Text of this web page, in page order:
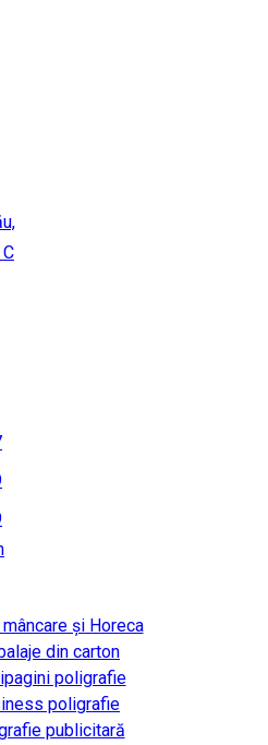
mâncare și Horeca
din carton
poligrafie
poligrafie
publicitară